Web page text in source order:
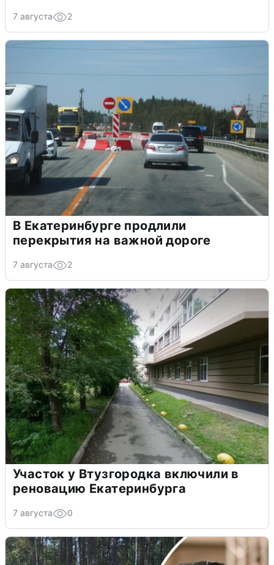
7 августа 2
В Екатеринбурге продлили
перекрытия на важной дороге
7 августа 2
Участок у Втузгородка включили в
реновацию Екатеринбурга
7 августа 0